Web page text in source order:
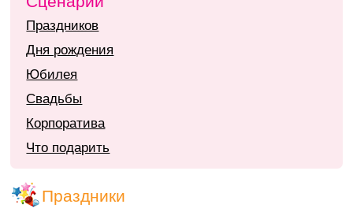
Праздников
Дня рождения
Юбилея
Свадьбы
Корпоратива
Что подарить
Праздники